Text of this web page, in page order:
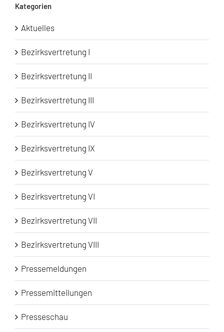
Kategorien
Aktuelles
Bezirksvertretung I
Bezirksvertretung II
Bezirksvertretung III
Bezirksvertretung IV
Bezirksvertretung IX
Bezirksvertretung V
Bezirksvertretung VI
Bezirksvertretung VII
Bezirksvertretung VIII
Pressemeldungen
Pressemitteilungen
Presseschau